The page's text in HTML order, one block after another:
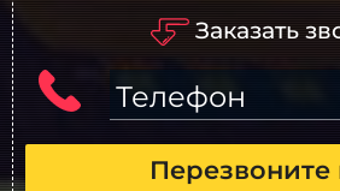
Заказать
Телефон
Перезвоните